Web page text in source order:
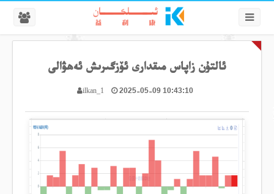
ئالتۇن زاپاس مىقدارى ئۆزگىرىش ئەھۋالى
ilkan_1 2025-05-09 10:43:10